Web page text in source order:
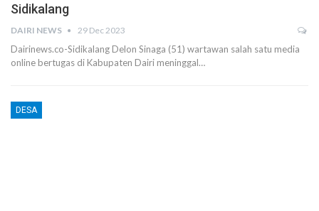
Sidikalang
DAIRI NEWS 29 Dec 2023
Dairinews.co-Sidikalang Delon Sinaga (51) wartawan salah satu media
online bertugas di Kabupaten Dairi meninggal…
DESA